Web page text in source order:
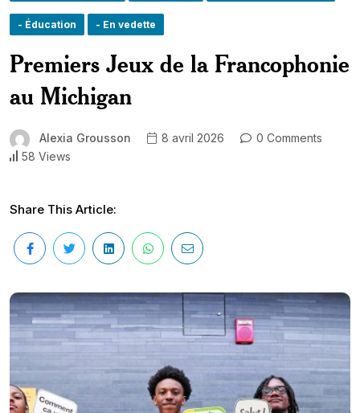
- Éducation - En vedette
Premiers Jeux de la Francophonie
au Michigan
Alexia Grousson 8 avril 2026
0 Comments
58 Views
Share This Article: